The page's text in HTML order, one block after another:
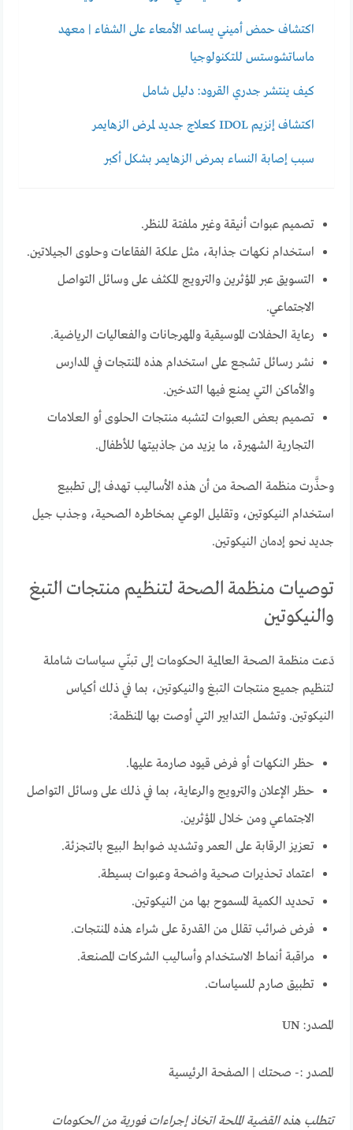
اكتشاف حمض أميني يساعد الأمعاء على الشفاء | معهد
ماساتشوستس للتكنولوجيا
كيف ينتشر جدري القرود: دليل شامل
اكتشاف إنزيم IDOL كعلاج جديد لمرض الزهايمر
سبب إصابة النساء بمرض الزهايمر بشكل أكبر
تصميم عبوات أنيقة وغير ملفتة للنظر.
استخدام نكهات جذابة، مثل علكة الفقاعات وحلوى الجيلاتين.
التسويق عبر المؤثرين والترويج المكثف على وسائل التواصل
الاجتماعي.
رعاية الحفلات الموسيقية والمهرجانات والفعاليات الرياضية.
نشر رسائل تشجع على استخدام هذه المنتجات في المدارس
والأماكن التي يمنع فيها التدخين.
تصميم بعض العبوات لتشبه منتجات الحلوى أو العلامات
التجارية الشهيرة، ما يزيد من جاذبيتها للأطفال.
وحذَّرت منظمة الصحة من أن هذه الأساليب تهدف إلى تطبيع
استخدام النيكوتين، وتقليل الوعي بمخاطره الصحية، وجذب جيل
جديد نحو إدمان النيكوتين.
توصيات منظمة الصحة لتنظيم منتجات التبغ
والنيكوتين
دَعت منظمة الصحة العالمية الحكومات إلى تبنّي سياسات شاملة
لتنظيم جميع منتجات التبغ والنيكوتين، بما في ذلك أكياس
النيكوتين. وتشمل التدابير التي أوصت بها المنظمة:
حظر النكهات أو فرض قيود صارمة عليها.
حظر الإعلان والترويج والرعاية، بما في ذلك على وسائل التواصل
الاجتماعي ومن خلال المؤثرين.
تعزيز الرقابة على العمر وتشديد ضوابط البيع بالتجزئة.
اعتماد تحذيرات صحية واضحة وعبوات بسيطة.
تحديد الكمية المسموح بها من النيكوتين.
فرض ضرائب تقلل من القدرة على شراء هذه المنتجات.
مراقبة أنماط الاستخدام وأساليب الشركات المصنعة.
تطبيق صارم للسياسات.
المصدر: UN
المصدر :- صحتك | الصفحة الرئيسية
تتطلب هذه القضية الملحة اتخاذ إجراءات فورية من الحكومات